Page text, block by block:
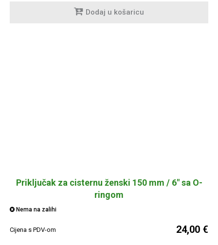
Dodaj u košaricu
Priključak za cisternu ženski 150 mm / 6" sa O-
ringom
Nema na zalihi
Cijena s PDV-om 24,00 €